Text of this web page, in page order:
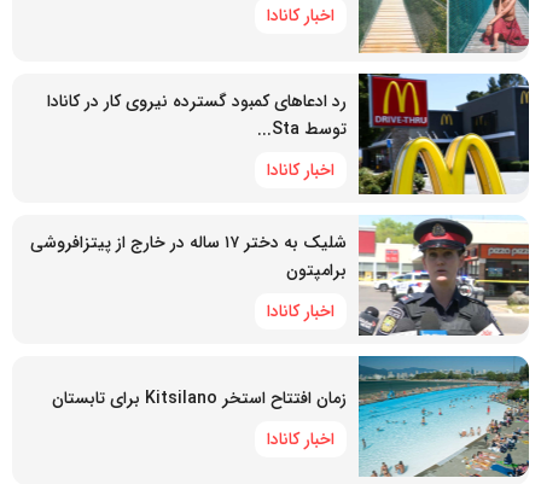
اخبار کانادا
رد ادعاهای کمبود گسترده نیروی کار در کانادا
توسط Sta...
اخبار کانادا
شلیک به دختر ۱۷ ساله در خارج از پیتزافروشی
برامپتون
اخبار کانادا
زمان افتتاح استخر Kitsilano برای تابستان
اخبار کانادا